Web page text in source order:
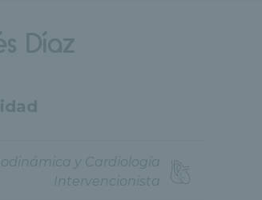
Díaz
y Cardiología
Intervencionista